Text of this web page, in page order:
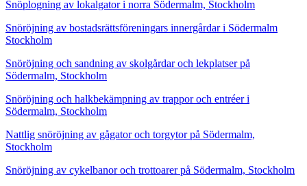
Snöplogning av lokalgator i norra Södermalm, Stockholm
Snöröjning av bostadsrättsföreningars innergårdar i Södermalm
Stockholm
Snöröjning och sandning av skolgårdar och lekplatser på
Södermalm, Stockholm
Snöröjning och halkbekämpning av trappor och entréer i
Södermalm, Stockholm
Nattlig snöröjning av gågator och torgytor på Södermalm,
Stockholm
Snöröjning av cykelbanor och trottoarer på Södermalm, Stockholm